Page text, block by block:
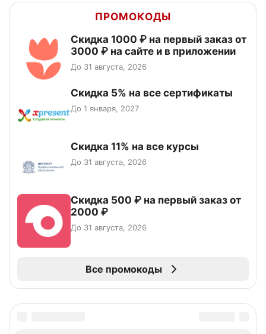
ПРОМОКОДЫ
Скидка 1000 ₽ на первый заказ от
3000 ₽ на сайте и в приложении
До 31 августа, 2026
Скидка 5% на все сертификаты
До 1 января, 2027
Скидка 11% на все курсы
До 31 августа, 2026
Скидка 500 ₽ на первый заказ от
2000 ₽
До 31 августа, 2026
Все промокоды